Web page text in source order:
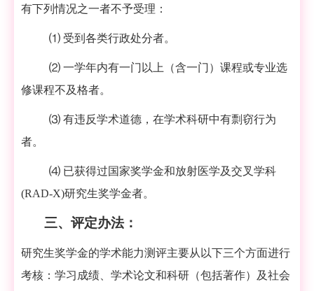
有下列情况之一者不予受理：
⑴ 受到各类行政处分者。
⑵ 一学年内有一门以上（含一门）课程或专业选
修课程不及格者。
⑶ 有违反学术道德，在学术科研中有剽窃行为
者。
⑷ 已获得过国家奖学金和放射医学及交叉学科
(RAD-X)研究生奖学金者。
三、 评定办法：
研究生奖学金的学术能力测评主要从以下三个方面进行
考核：学习成绩、学术论文和科研（包括著作）及社会